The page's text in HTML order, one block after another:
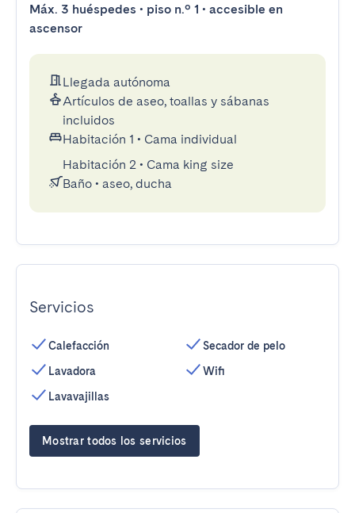
Máx. 3 huéspedes • piso n.º 1 • accesible en
ascensor
Llegada autónoma
Artículos de aseo, toallas y sábanas
incluidos
Habitación 1 • Cama individual
Habitación 2 • Cama king size
Baño • aseo, ducha
Servicios
Calefacción
Lavadora
Lavavajillas
Secador de pelo
Wifi
Mostrar todos los servicios